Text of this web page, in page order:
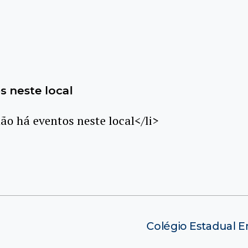
neste local
há eventos neste local</li>
Colégio Estadual